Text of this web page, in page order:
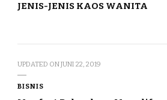
JENIS-JENIS KAOS WANITA
UPDATED ONJUNI 22, 2019
BISNIS